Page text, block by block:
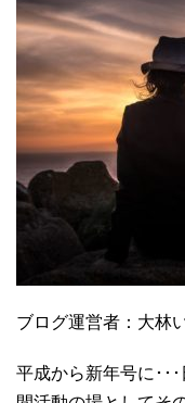
ブログ運営者：大林
平成から新年号に･･